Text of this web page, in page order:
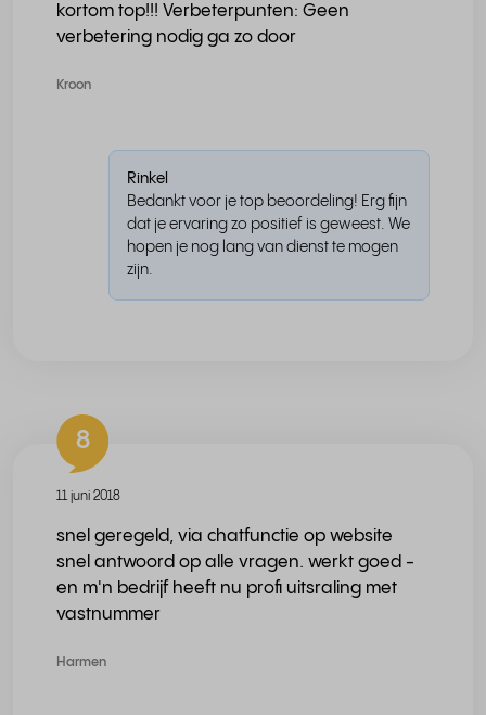
kortom top!!! Verbeterpunten: Geen
verbetering nodig ga zo door
Kroon
Rinkel
Bedankt voor je top beoordeling! Erg fijn
dat je ervaring zo positief is geweest. We
hopen je nog lang van dienst te mogen
zijn.
8
11 juni 2018
snel geregeld, via chatfunctie op website
snel antwoord op alle vragen. werkt goed -
en m'n bedrijf heeft nu profi uitsraling met
vastnummer
Harmen